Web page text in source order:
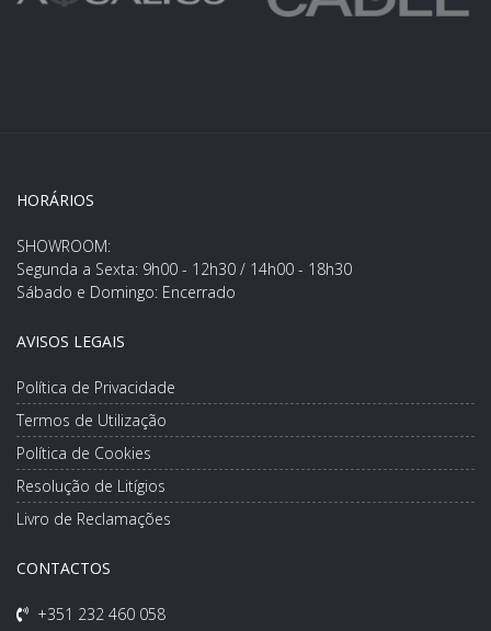
HORÁRIOS
SHOWROOM:
Segunda a Sexta: 9h00 - 12h30 / 14h00 - 18h30
Sábado e Domingo: Encerrado
AVISOS LEGAIS
Política de Privacidade
Termos de Utilização
Política de Cookies
Resolução de Litígios
Livro de Reclamações
CONTACTOS
+351 232 460 058